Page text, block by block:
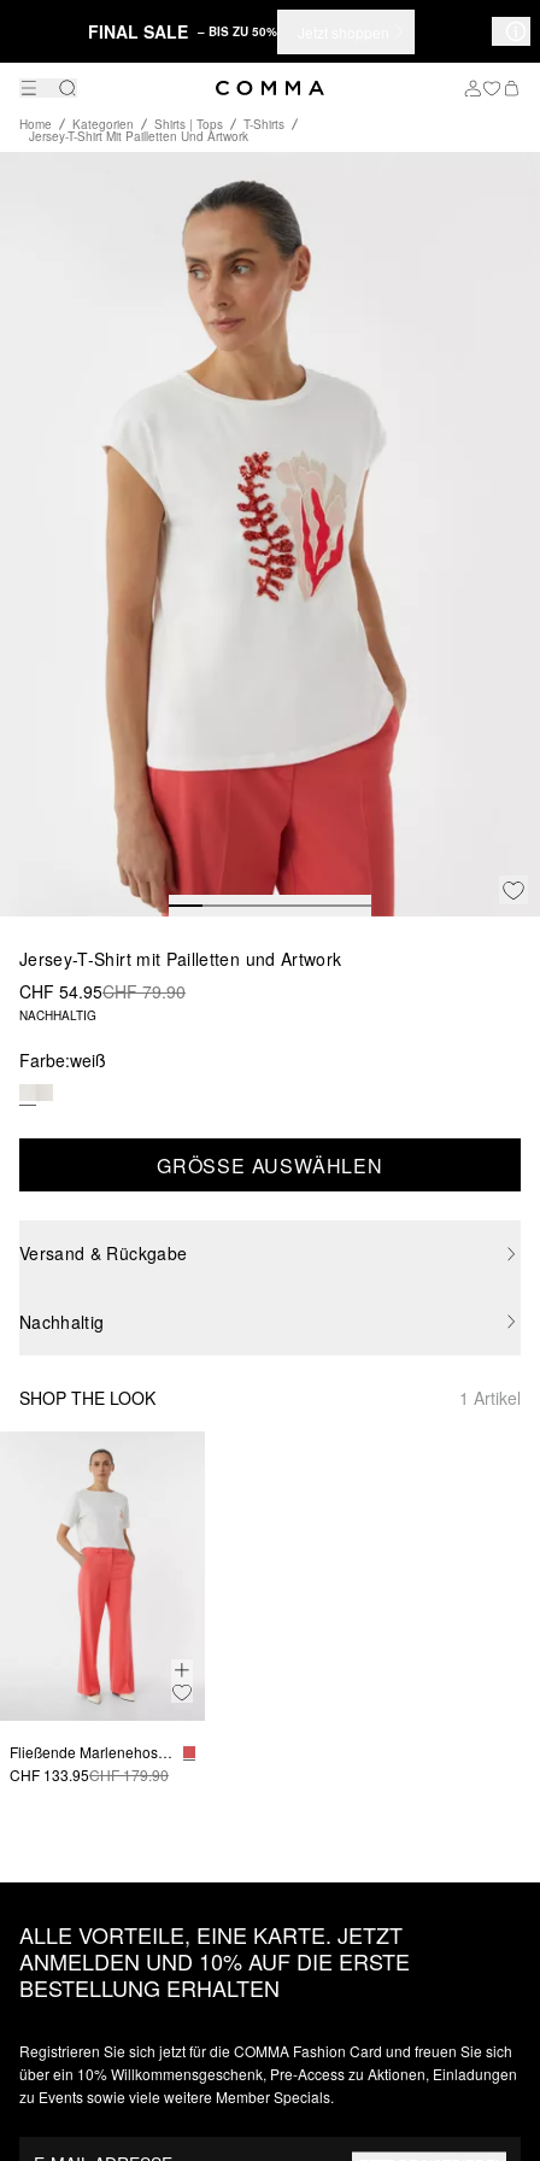
FINAL SALE – BIS ZU 50%
Home Kategorien Shirts | Tops T-Shirts
Jersey-T-Shirt Mit Pailletten Und Artwork
Jersey-T-Shirt mit Pailletten und Artwork
CHF 54.95CHF 79.90
NACHHALTIG
Farbe:weiß
GRÖSSE AUSWÄHLEN
Versand & Rückgabe
Nachhaltig
SHOP THE LOOK 1 Artikel
Fließende Marlenehose mit weitem Bein
CHF 133.95CHF 179.90
ALLE VORTEILE, EINE KARTE. JETZT
ANMELDEN UND 10% AUF DIE ERSTE
BESTELLUNG ERHALTEN
Registrieren Sie sich jetzt für die COMMA Fashion Card und freuen Sie sich
über ein 10% Willkommensgeschenk, Pre-Access zu Aktionen, Einladungen
zu Events sowie viele weitere Member Specials.